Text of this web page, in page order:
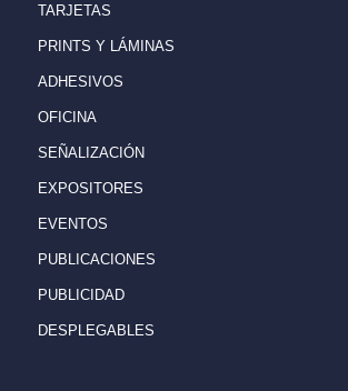
TARJETAS
PRINTS Y LÁMINAS
ADHESIVOS
OFICINA
SEÑALIZACIÓN
EXPOSITORES
EVENTOS
PUBLICACIONES
PUBLICIDAD
DESPLEGABLES